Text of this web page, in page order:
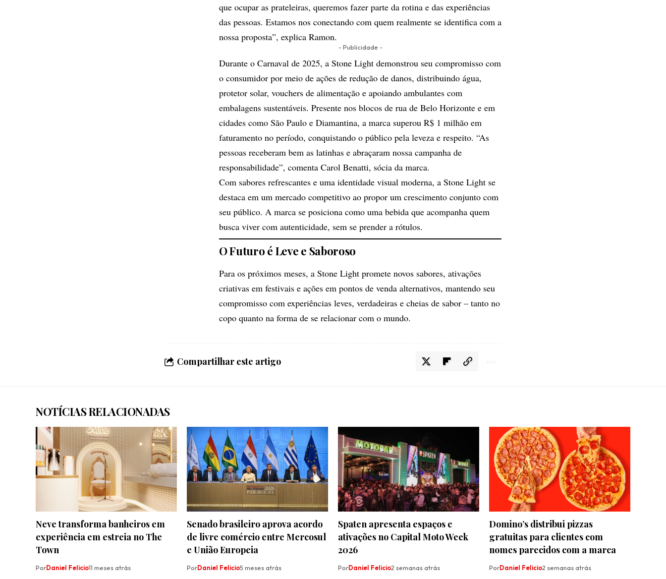
que ocupar as prateleiras, queremos fazer parte da rotina e das experiências
das pessoas. Estamos nos conectando com quem realmente se identifica com a
nossa proposta”, explica Ramon.
- Publicidade -
Durante o Carnaval de 2025, a Stone Light demonstrou seu compromisso com
o consumidor por meio de ações de redução de danos, distribuindo água,
protetor solar, vouchers de alimentação e apoiando ambulantes com
embalagens sustentáveis. Presente nos blocos de rua de Belo Horizonte e em
cidades como São Paulo e Diamantina, a marca superou R$ 1 milhão em
faturamento no período, conquistando o público pela leveza e respeito. “As
pessoas receberam bem as latinhas e abraçaram nossa campanha de
responsabilidade”, comenta Carol Benatti, sócia da marca.
Com sabores refrescantes e uma identidade visual moderna, a Stone Light se
destaca em um mercado competitivo ao propor um crescimento conjunto com
seu público. A marca se posiciona como uma bebida que acompanha quem
busca viver com autenticidade, sem se prender a rótulos.
O Futuro é Leve e Saboroso
Para os próximos meses, a Stone Light promete novos sabores, ativações
criativas em festivais e ações em pontos de venda alternativos, mantendo seu
compromisso com experiências leves, verdadeiras e cheias de sabor – tanto no
copo quanto na forma de se relacionar com o mundo.
Compartilhar este artigo
NOTÍCIAS RELACIONADAS
Neve transforma banheiros em
experiência em estreia no The
Town
PorDaniel Felicio11 meses atrás
Senado brasileiro aprova acordo
de livre comércio entre Mercosul
e União Europeia
PorDaniel Felicio5 meses atrás
Spaten apresenta espaços e
ativações no Capital Moto Week
2026
PorDaniel Felicio2 semanas atrás
Domino’s distribui pizzas
gratuitas para clientes com
nomes parecidos com a marca
PorDaniel Felicio2 semanas atrás